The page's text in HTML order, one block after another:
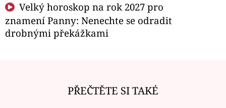
Velký horoskop na rok 2027 pro
znamení Panny: Nenechte se odradit
drobnými překážkami
PŘEČTĚTE SI TAKÉ